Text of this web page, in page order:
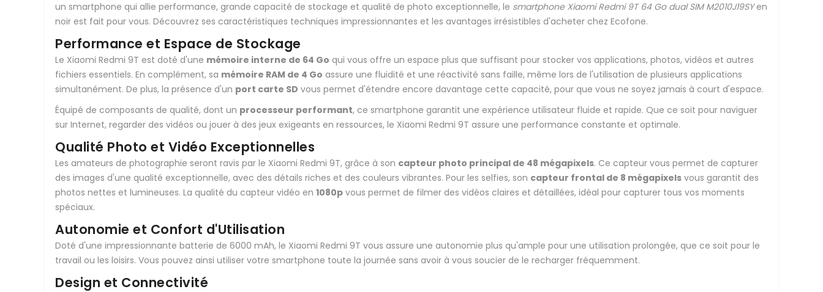
un smartphone qui allie performance, grande capacité de stockage et qualité de photo exceptionnelle, le smartphone Xiaomi Redmi 9T 64 Go dual SIM M2010J19SYen
noir est fait pour vous. Découvrez ses caractéristiques techniques impressionnantes et les avantages irrésistibles d'acheter chez Ecofone.
Performance et Espace de Stockage
Le Xiaomi Redmi 9T est doté d'une mémoire interne de 64 Go qui vous offre un espace plus que suffisant pour stocker vos applications, photos, vidéos et autres
fichiers essentiels. En complément, sa mémoire RAM de 4 Go assure une fluidité et une réactivité sans faille, même lors de l'utilisation de plusieurs applications
simultanément. De plus, la présence d'un port carte SD vous permet d'étendre encore davantage cette capacité, pour que vous ne soyez jamais à court d'espace.
Équipé de composants de qualité, dont un processeur performant, ce smartphone garantit une expérience utilisateur fluide et rapide. Que ce soit pour naviguer
sur Internet, regarder des vidéos ou jouer à des jeux exigeants en ressources, le Xiaomi Redmi 9T assure une performance constante et optimale.
Qualité Photo et Vidéo Exceptionnelles
Les amateurs de photographie seront ravis par le Xiaomi Redmi 9T, grâce à son capteur photo principal de 48 mégapixels. Ce capteur vous permet de capturer
des images d'une qualité exceptionnelle, avec des détails riches et des couleurs vibrantes. Pour les selfies, son capteur frontal de 8 mégapixels vous garantit des
photos nettes et lumineuses. La qualité du capteur vidéo en 1080p vous permet de filmer des vidéos claires et détaillées, idéal pour capturer tous vos moments
spéciaux.
Autonomie et Confort d'Utilisation
Doté d'une impressionnante batterie de 6000 mAh, le Xiaomi Redmi 9T vous assure une autonomie plus qu'ample pour une utilisation prolongée, que ce soit pour le
travail ou les loisirs. Vous pouvez ainsi utiliser votre smartphone toute la journée sans avoir à vous soucier de le recharger fréquemment.
Design et Connectivité